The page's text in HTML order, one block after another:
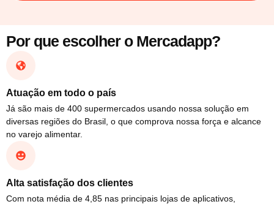
Por que escolher o Mercadapp?
Atuação em todo o país
Já são mais de 400 supermercados usando nossa solução em
diversas regiões do Brasil, o que comprova nossa força e alcance
no varejo alimentar.
Alta satisfação dos clientes
Com nota média de 4,85 nas principais lojas de aplicativos,